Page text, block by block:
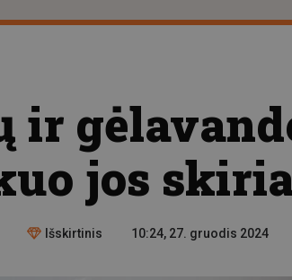
ir
jos
Išskirtinis 10:24, 27. gruodis 2024